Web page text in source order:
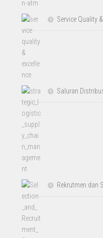
Service Quality
Saluran
Rekrutmen dan